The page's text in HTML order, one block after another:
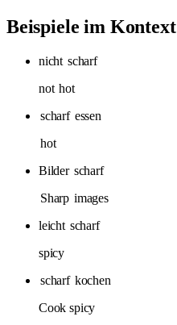
Beispiele im Kontext
nicht scharf
not hot
scharf essen
hot
Bilder scharf
Sharp images
leicht scharf
spicy
scharf kochen
Cook spicy